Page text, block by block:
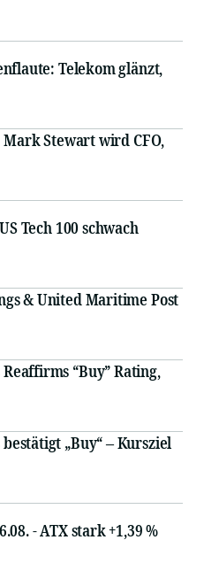
Telekom glänzt,
Stewart wird CFO,
Tech 100 schwach
& United Maritime Post
“Buy” Rating,
„Buy“ – Kursziel
- ATX stark +1,39 %